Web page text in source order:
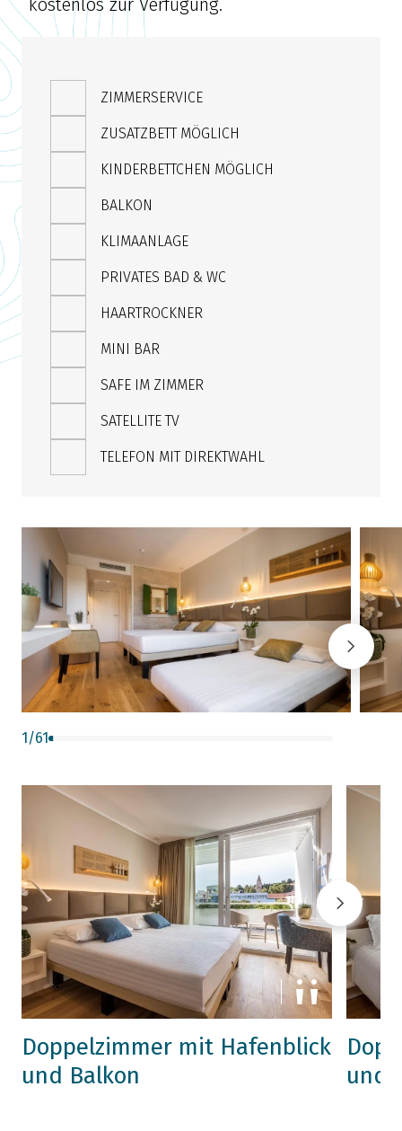
kostenlos zur Verfügung.
ZIMMERSERVICE
ZUSATZBETT MÖGLICH
KINDERBETTCHEN MÖGLICH
BALKON
KLIMAANLAGE
PRIVATES BAD & WC
HAARTROCKNER
MINI BAR
SAFE IM ZIMMER
SATELLITE TV
TELEFON MIT DIREKTWAHL
1 /61
Doppelzimmer mit Hafenblick
und Balkon
und